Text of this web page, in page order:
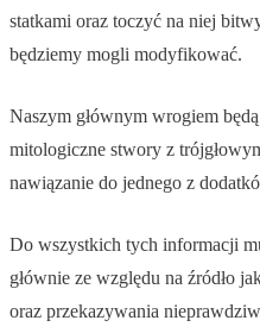
statkami oraz toczyć na niej
będziemy mogli modyfikować.
Naszym głównym wrogiem
mitologiczne stwory z
nawiązanie do jednego z
Do wszystkich tych informacji
głównie ze względu na źródło
oraz przekazywania